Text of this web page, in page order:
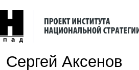
Сергей Аксенов